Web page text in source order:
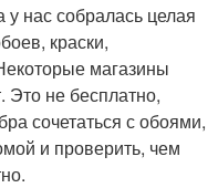
у нас собралась целая
краски,
магазины
Это не бесплатно,
сочетаться с обоями,
и проверить, чем